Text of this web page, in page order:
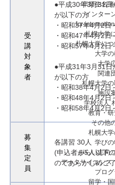
卒業生名
インター
for
札幌大学
札幌大学に
大学
大学
関連
札幌大学
施設
学校法人
教育・
その他
札幌大
学び
みらい志向
データサイエンス
プロ
留学・
受
講
対
象
者
●平成30年3月31日
が以下の方
・昭和37年4月2日
・昭和47年4月2日
・昭和57年4月2日
●平成31年3月31日
が以下の方
・昭和38年4月2日
・昭和48年4月2日
・昭和58年4月2日
募
集
定
員
各講習 30人
(申込者が5人以下
のであらかじめご